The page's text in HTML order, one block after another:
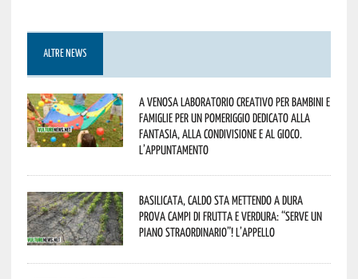
ALTRE NEWS
A Venosa laboratorio creativo per bambini e
famiglie per un pomeriggio dedicato alla
fantasia, alla condivisione e al gioco.
L’appuntamento
Basilicata, caldo sta mettendo a dura
prova campi di frutta e verdura: “Serve un
piano straordinario”! L’appello